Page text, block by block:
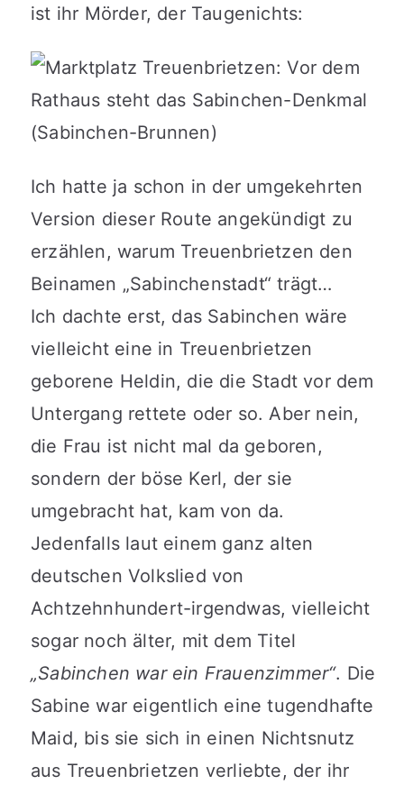
ist ihr Mörder, der Taugenichts:
Ich hatte ja schon in der umgekehrten
Version dieser Route angekündigt zu
erzählen, warum Treuenbrietzen den
Beinamen „Sabinchenstadt“ trägt…
Ich dachte erst, das Sabinchen wäre
vielleicht eine in Treuenbrietzen
geborene Heldin, die die Stadt vor dem
Untergang rettete oder so. Aber nein,
die Frau ist nicht mal da geboren,
sondern der böse Kerl, der sie
umgebracht hat, kam von da.
Jedenfalls laut einem ganz alten
deutschen Volkslied von
Achtzehnhundert-irgendwas, vielleicht
sogar noch älter, mit dem Titel
„Sabinchen war ein Frauenzimmer“. Die
Sabine war eigentlich eine tugendhafte
Maid, bis sie sich in einen Nichtsnutz
aus Treuenbrietzen verliebte, der ihr